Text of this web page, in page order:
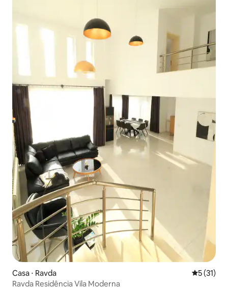
Casa ⋅ Ravda 5 de uma
5 (31)
Ravda Residência Vila Moderna